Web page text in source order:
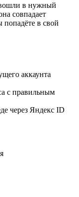
вошли в нужный
совпадает
в свой
аккаунта
с правильным
через Яндекс ID